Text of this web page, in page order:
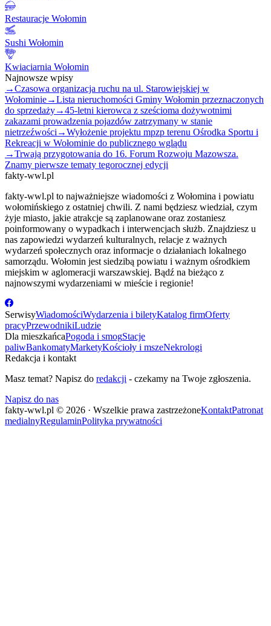
Restauracje Wołomin
Sushi Wołomin
Kwiaciarnia Wołomin
Najnowsze wpisy
→Czasowa organizacja ruchu na ul. Starowiejskiej w
Wołominie→Lista nieruchomości Gminy Wołomin przeznaczonych
do sprzedaży→45-letni kierowca z sześcioma dożywotnimi
zakazami prowadzenia pojazdów zatrzymany w stanie
nietrzeźwości →Wyłożenie projektu mpzp terenu Ośrodka Sportu i
Rekreacji w Wołominie do publicznego wglądu
→Trwają przygotowania do 16. Forum Rozwoju Mazowsza.
Znamy pierwsze tematy tegorocznej edycji
fakty-wwl.pl
fakty-wwl.pl to najważniejsze wiadomości z Wołomina i powiatu
wołomińskiego z ostatniej chwili. Z nami będziesz wiedział, czym
żyje miasto, jakie atrakcje są zaplanowane oraz zostaniesz
poinformowany o wypadkach i interwencjach służb. Znajdziesz u
nas zapowiedzi wydarzeń kulturalnych, relacje z ważnych
wydarzeń społecznych oraz informacje o działaniach lokalnego
samorządu. Wołomin jest siedzibą powiatu i ważnym ośrodkiem
miejskim w aglomeracji warszawskiej. Bądź na bieżąco z
najnowszymi wydarzeniami w mieście i regionie!
SerwisyWiadomościWydarzenia i biletyKatalog firmOferty
pracyPrzewodnikiLudzie
Dla mieszkańcaPogoda i smogStacje
paliwBankomatyMarketyKościoły i mszeNekrologi
Redakcja i kontakt
Masz temat? Napisz do redakcji - czekamy na Twoje zgłoszenia.
Napisz do nas
fakty-wwl.pl © 2026 · Wszelkie prawa zastrzeżoneKontaktPatronat
medialnyRegulaminPolityka prywatności